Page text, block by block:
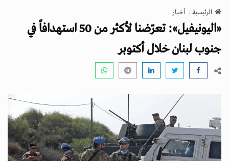
v
g
a
t
الرئيسية أخبار
«اليونيفيل»: تعرّضنا لأكثر من 50 استهدافاً في
جنوب لبنان خلال أكتوبر